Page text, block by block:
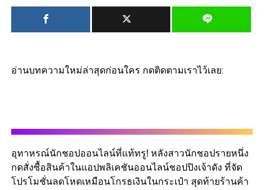
อ่านบทความใหม่ล่าสุดก่อนใคร กดติดตามเราไว้เลย:
อุทาหรณ์นักชอปออนไลน์ที่แท้ทรู! หลังสาวนักชอปรายหนึ่ง
กดสั่งซื้อสินค้าในแอปพลิเคชันออนไลน์ชอปปิงเจ้าดัง ที่จัด
โปรโมชั่นลดโหดเหมือนโกรธเงินในกระเป๋า สุดท้ายร้านค้า